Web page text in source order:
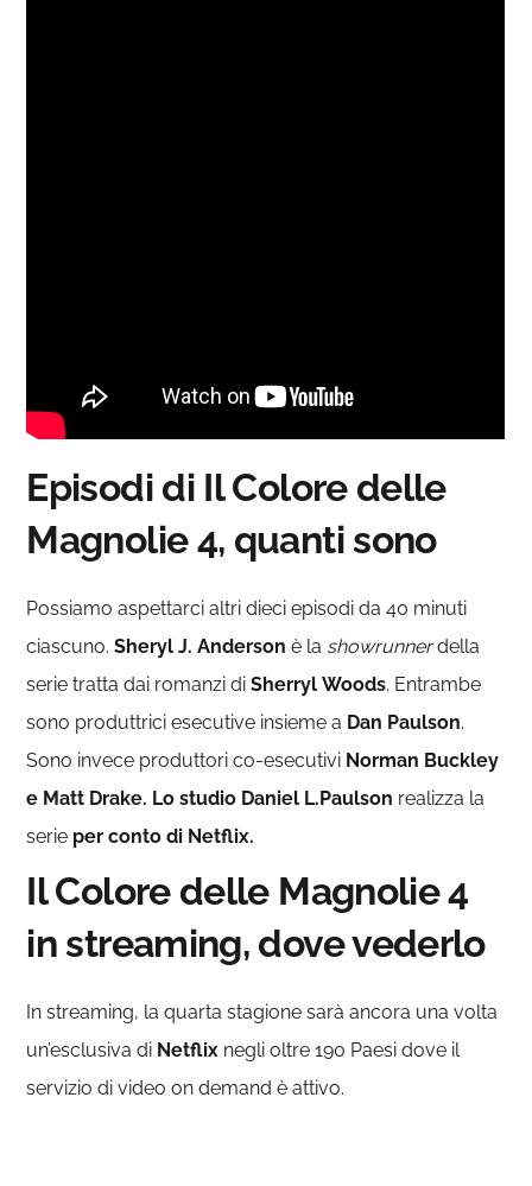
Episodi di Il Colore delle
Magnolie 4, quanti sono
Possiamo aspettarci altri dieci episodi da 40 minuti
ciascuno.Sheryl J. Anderson è la showrunnerdella
serie tratta dai romanzi diSherryl Woods. Entrambe
sono produttrici esecutive insieme a Dan Paulson.
Sono invece produttori co-esecutivi Norman Buckley
e Matt Drake. Lo studio Daniel L.Paulson realizza la
serie per conto di Netflix.
Il Colore delle Magnolie 4
in streaming, dove vederlo
In streaming, la quarta stagione sarà ancora una volta
un’esclusiva di Netflix negli oltre 190 Paesi dove il
servizio di video on demand è attivo.